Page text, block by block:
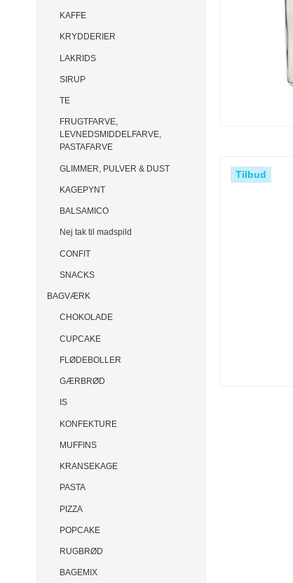
KAFFE
KRYDDERIER
LAKRIDS
SIRUP
TE
FRUGTFARVE,
LEVNEDSMIDDELFARVE,
PASTAFARVE
GLIMMER, PULVER & DUST
KAGEPYNT
BALSAMICO
Nej tak til madspild
CONFIT
SNACKS
BAGVÆRK
CHOKOLADE
CUPCAKE
FLØDEBOLLER
GÆRBRØD
IS
KONFEKTURE
MUFFINS
KRANSEKAGE
PASTA
PIZZA
POPCAKE
RUGBRØD
BAGEMIX
Tilbud